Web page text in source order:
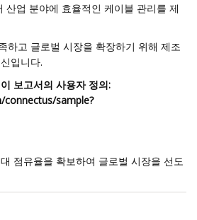
산업 분야에 효율적인 케이블 관리를 제
하고 글로벌 시장을 확장하기 위해 제조
입니다.
보고서의 사용자 정의:
sample?
점유율을 확보하여 글로벌 시장을 선도